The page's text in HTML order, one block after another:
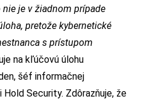
je v žiadnom prípade
pretože kybernetické
s prístupom
na kľúčovú úlohu
šéf informačnej
Security. Zdôrazňuje, že